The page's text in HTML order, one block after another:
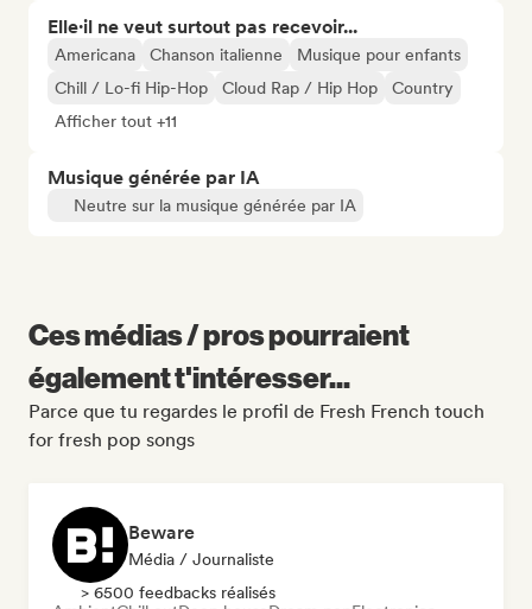
Elle·il ne veut surtout pas recevoir...
Americana Chanson italienne
Musique pour enfants
Chill / Lo-fi Hip-Hop
Cloud Rap / Hip Hop
Country
Afficher tout +11
Musique générée par IA
Neutre sur la musique générée par IA
Ces médias / pros pourraient
également t'intéresser...
Parce que tu regardes le profil de Fresh French touch
for fresh pop songs
Beware
Média / Journaliste
> 6500 feedbacks réalisés